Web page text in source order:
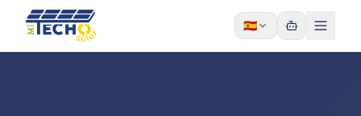
Skip to content
🇪🇸